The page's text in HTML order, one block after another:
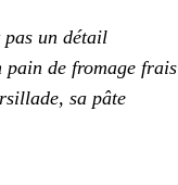
pas un détail
pain de fromage frais
sa pâte